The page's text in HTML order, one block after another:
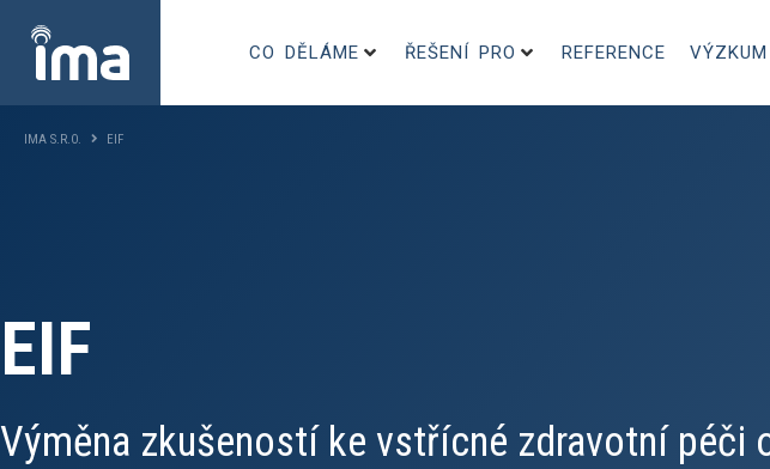
CO DĚLÁME ŘEŠENÍ PRO REFERENCE
IMA S.R.O. EIF
EIF
Výměna zkušeností ke vstřícné zdravotní